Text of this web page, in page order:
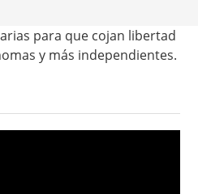
para que cojan libertad
y más independientes.